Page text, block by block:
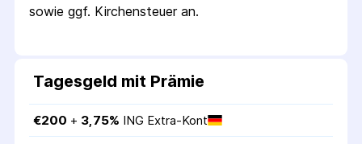
sowie ggf. Kirchensteuer an.
Tagesgeld mit Prämie
€200 + 3,75% ING Extra-Kont